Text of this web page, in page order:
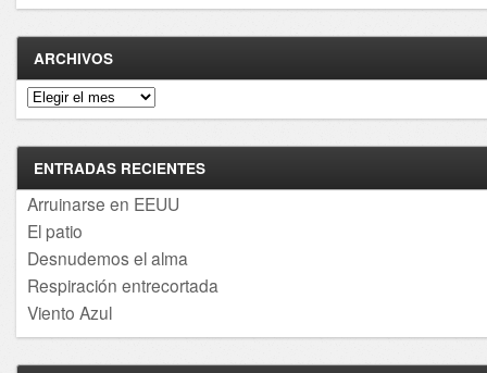
ARCHIVOS
Archivos
ENTRADAS RECIENTES
Arruinarse en EEUU
El patio
Desnudemos el alma
Respiración entrecortada
Viento Azul